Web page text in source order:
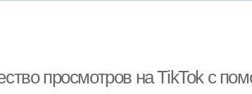
просмотров на TikTok с